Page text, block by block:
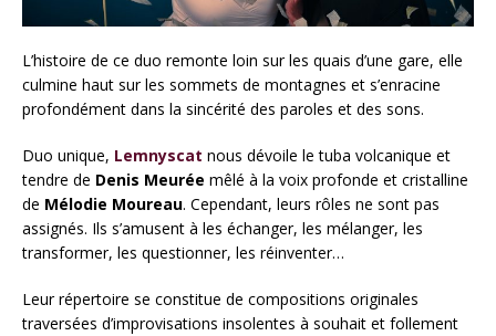
L’histoire de ce duo remonte loin sur les quais d’une gare, elle
culmine haut sur les sommets de montagnes et s’enracine
profondément dans la sincérité des paroles et des sons.
Duo unique, Lemnyscat nous dévoile le tuba volcanique et
tendre de Denis Meurée mêlé à la voix profonde et cristalline
de Mélodie Moureau. Cependant, leurs rôles ne sont pas
assignés. Ils s’amusent à les échanger, les mélanger, les
transformer, les questionner, les réinventer…
Leur répertoire se constitue de compositions originales
traversées d’improvisations insolentes à souhait et follement